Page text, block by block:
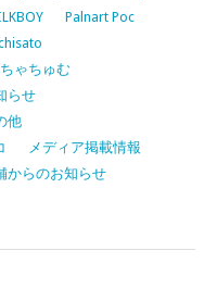
Palnart Poc
ゃちゅむ
らせ
他
メディア掲載情報
からのお知らせ